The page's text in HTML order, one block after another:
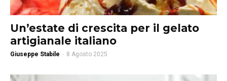
Un’estate di crescita per il gelato
artigianale italiano
Giuseppe Stabile - 8 Agosto 2025